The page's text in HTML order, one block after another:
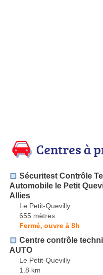
Centres à
Sécuritest Contrôle
Automobile le Petit
Allies
Le Petit-Quevilly
655 mètres
Fermé, ouvre à 8h
Centre contrôle
AUTO
Le Petit-Quevilly
1.8 km